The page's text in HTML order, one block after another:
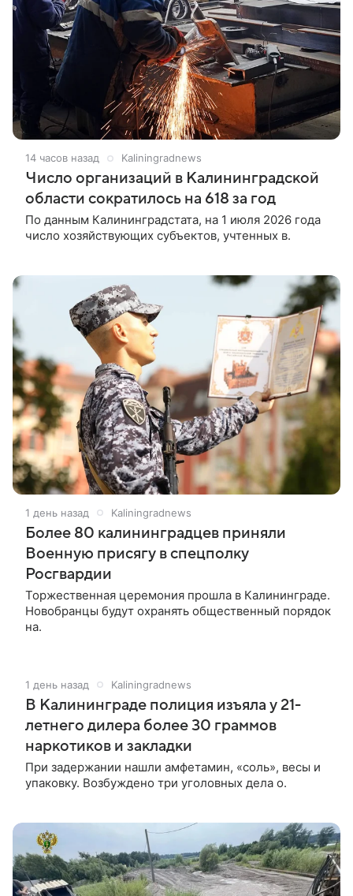
14 часов назад Kaliningradnews
Число организаций в Калининградской
области сократилось на 618 за год
По данным Калининградстата, на 1 июля 2026 года
число хозяйствующих субъектов, учтенных в.
1 день назад Kaliningradnews
Более 80 калининградцев приняли
Военную присягу в спецполку
Росгвардии
Торжественная церемония прошла в Калининграде.
Новобранцы будут охранять общественный порядок
на.
1 день назад Kaliningradnews
В Калининграде полиция изъяла у 21-
летнего дилера более 30 граммов
наркотиков и закладки
При задержании нашли амфетамин, «соль», весы и
упаковку. Возбуждено три уголовных дела о.